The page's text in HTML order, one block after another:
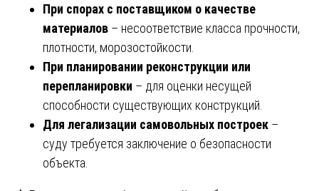
При спорах с поставщиком о качестве
материалов – несоответствие класса прочности,
плотности, морозостойкости.
При планировании реконструкции или
перепланировки – для оценки несущей
способности существующих конструкций.
Для легализации самовольных построек –
суду требуется заключение о безопасности
объекта.